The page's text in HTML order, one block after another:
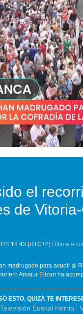
el
de
18:43 (UTC+2) Última
madrugado para acudir al
Amaiur Elizari ha
ESTO, QUIZÁ TE
Televisión Euskal Herria